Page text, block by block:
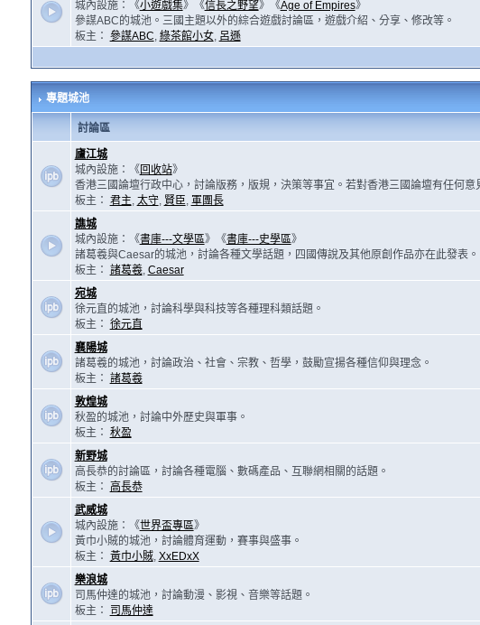
城內設施：《小遊戲集》《信長之野望》《Age of Empires》
參謀ABC的城池。三國主題以外的綜合遊戲討論區，遊戲介紹、分享、修改等。
板主： 參謀ABC, 綠茶館小女, 呂遜
專題城池
討論區
廬江城
城內設施：《回收站》
香港三國論壇行政中心，討論版務，版規，決策等事宜。若對香港三國論壇有任何意
板主： 君主, 太守, 賢臣, 軍團長
譙城
城內設施：《書庫---文學區》《書庫---史學區》
諸葛羲與Caesar的城池，討論各種文學話題，四國傳說及其他原創作品亦在此發表。
板主： 諸葛羲, Caesar
宛城
徐元直的城池，討論科學與科技等各種理科類話題。
板主： 徐元直
襄陽城
諸葛羲的城池，討論政治、社會、宗教、哲學，鼓勵宣揚各種信仰與理念。
板主： 諸葛羲
敦煌城
秋盈的城池，討論中外歷史與軍事。
板主： 秋盈
新野城
高長恭的討論區，討論各種電腦、數碼產品、互聯網相關的話題。
板主：
高長恭
武威城
城內設施：《世界盃專區》
黃巾小賊的城池，討論體育運動，賽事與盛事。
板主： 黃巾小賊, XxEDxX
樂浪城
司馬仲達的城池，討論動漫、影視、音樂等話題。
板主：
司馬仲達